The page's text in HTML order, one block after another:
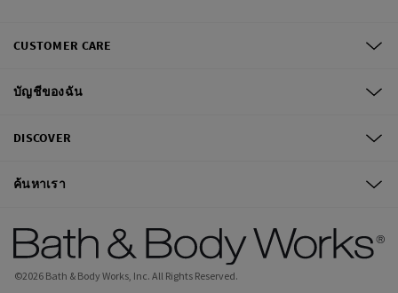
CUSTOMER CARE
บัญชีของฉัน
DISCOVER
ค้นหาเรา
©2026 Bath & Body Works, Inc. All Rights Reserved.